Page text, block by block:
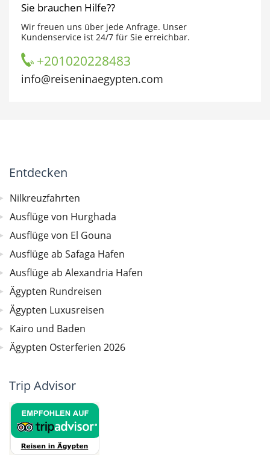
Sie brauchen Hilfe??
Wir freuen uns über jede Anfrage. Unser
Kundenservice ist 24/7 für Sie erreichbar.
+201020228483
info@reiseninaegypten.com
Entdecken
Nilkreuzfahrten
Ausflüge von Hurghada
Ausflüge von El Gouna
Ausflüge ab Safaga Hafen
Ausflüge ab Alexandria Hafen
Ägypten Rundreisen
Ägypten Luxusreisen
Kairo und Baden
Ägypten Osterferien 2026
Trip Advisor